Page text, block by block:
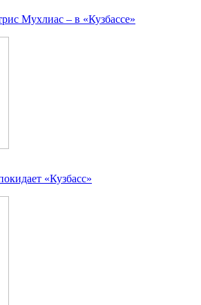
Мухлиас – в «Кузбассе»
«Кузбасс»